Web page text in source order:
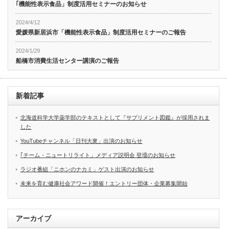
｢機能性表示食品」制度活用セミナーのお知らせ
2024/4/12
愛媛県新居浜市「機能性表示食品」制度活用セミナーのご報告
2024/1/29
船橋市消費生活センター講演のご報告
新着記事
北海道科学大学薬学部のテキストとして『サプリメント図鑑』が採用されま
した
YouTubeチャンネル「日刊大衆」出演のお知らせ
｢チーム・ニュートリライト」メディア説明会 登壇のお知らせ
ラジオ番組「ニホンのナカミ」ゲスト出演のお知らせ
未来を育む健康社会アワード開催！エントリー団体・企業募集開始
アーカイブ